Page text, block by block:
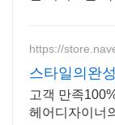
https://
스타일의완
고객 만족
헤어디자이너